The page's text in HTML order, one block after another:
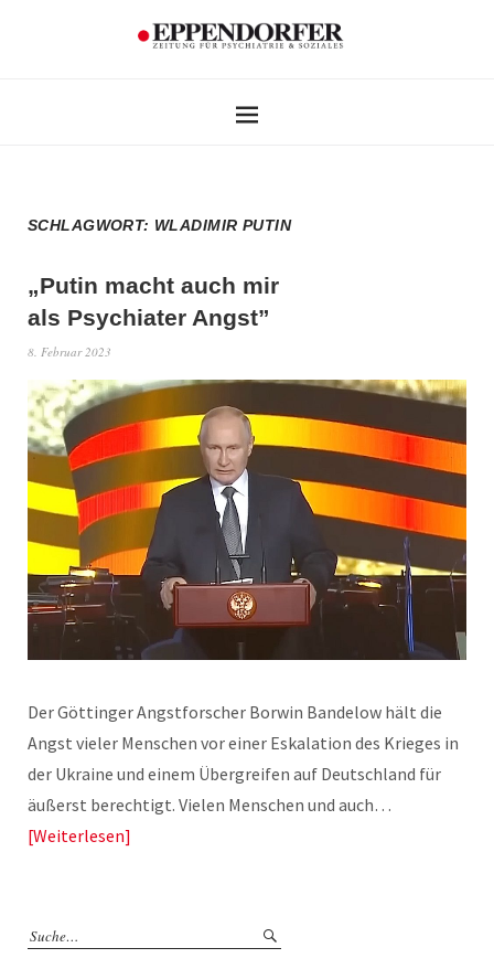
SCHLAGWORT: WLADIMIR PUTIN
„Putin macht auch mir
als Psychiater Angst”
8. Februar 2023
Der Göttinger Angstforscher Borwin Bandelow hält die
Angst vieler Menschen vor einer Eskalation des Krieges in
der Ukraine und einem Übergreifen auf Deutschland für
äußerst berechtigt. Vielen Menschen und auch…
Weiterlesen